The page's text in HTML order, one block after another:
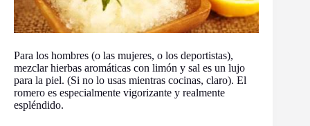
Para los hombres (o las mujeres, o los deportistas),
mezclar hierbas aromáticas con limón y sal es un lujo
para la piel. (Si no lo usas mientras cocinas, claro). El
romero es especialmente vigorizante y realmente
espléndido.